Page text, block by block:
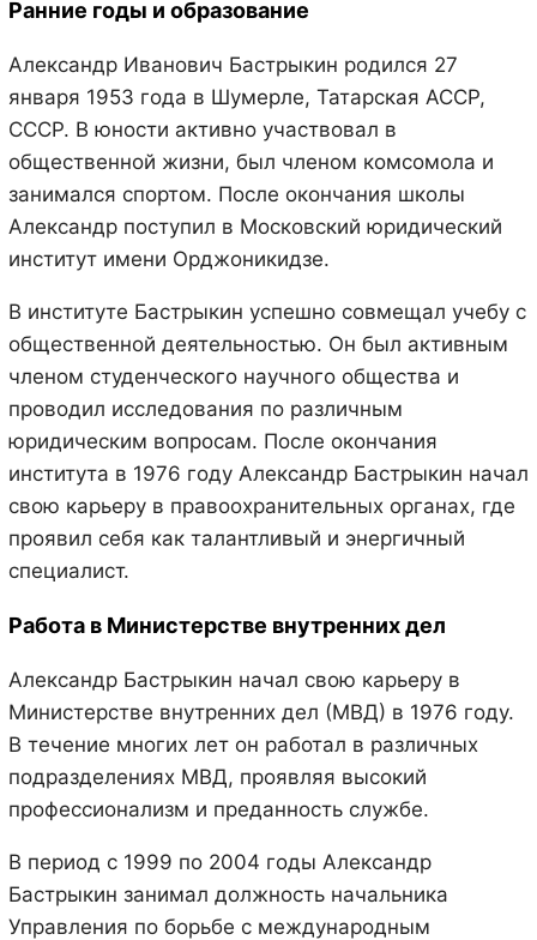
Ранние годы и образование
Александр Иванович Бастрыкин родился 27
января 1953 года в Шумерле, Татарская АССР,
СССР. В юности активно участвовал в
общественной жизни, был членом комсомола и
занимался спортом. После окончания школы
Александр поступил в Московский юридический
институт имени Орджоникидзе.
В институте Бастрыкин успешно совмещал учебу с
общественной деятельностью. Он был активным
членом студенческого научного общества и
проводил исследования по различным
юридическим вопросам. После окончания
института в 1976 году Александр Бастрыкин начал
свою карьеру в правоохранительных органах, где
проявил себя как талантливый и энергичный
специалист.
Работа в Министерстве внутренних дел
Александр Бастрыкин начал свою карьеру в
Министерстве внутренних дел (МВД) в 1976 году.
В течение многих лет он работал в различных
подразделениях МВД, проявляя высокий
профессионализм и преданность службе.
В период с 1999 по 2004 годы Александр
Бастрыкин занимал должность начальника
Управления по борьбе с международным